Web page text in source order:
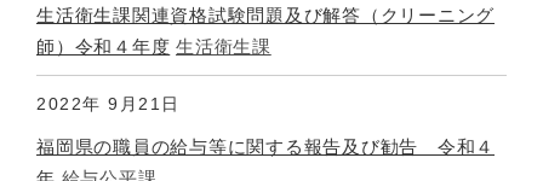
生活衛生課関連資格試験問題及び解答（クリーニング
師）令和４年度 生活衛生課
2022年 9月21日
福岡県の職員の給与等に関する報告及び勧告 令和４